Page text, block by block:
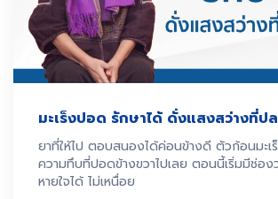
มะเร็งปอด รักษาได้ ดั่งแสงสว่างที่ป
ยาที่ให้ไป ตอบสนองได้ค่อนข้างดี ตัวก้อนมะเ
ความทึบที่ปอดข้างขวาไปเลย ตอนนี้เริ่มมีช่อง
หายใจได้ ไม่เหนื่อย